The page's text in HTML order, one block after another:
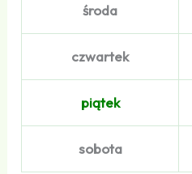
środa
czwartek
piątek
sobota